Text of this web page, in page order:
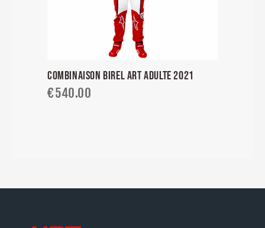
COMBINAISON BIREL ART ADULTE 2021
€540.00